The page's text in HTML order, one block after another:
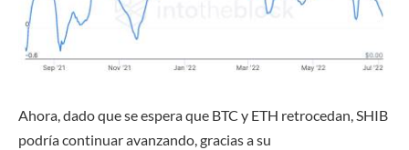
Ahora, dado que se espera que BTC y ETH retrocedan, SHIB
podría continuar avanzando, gracias a su